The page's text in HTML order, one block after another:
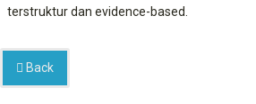
terstruktur dan evidence-based.
Back